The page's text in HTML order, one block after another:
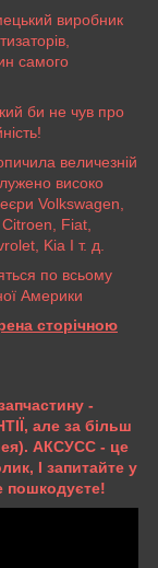
виробник
самого
би не чув про
величезній
високо
Volkswagen,
Fiat,
Kia І т. д.
по всьому
Америки
сторічною
-
але за більш
АКСУСС - це
І запитайте у
пошкодуєте!